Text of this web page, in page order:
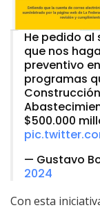
He pedido al
que nos
preventivo
programas
Construcción
$500.000
— Gustavo
2024
Con esta